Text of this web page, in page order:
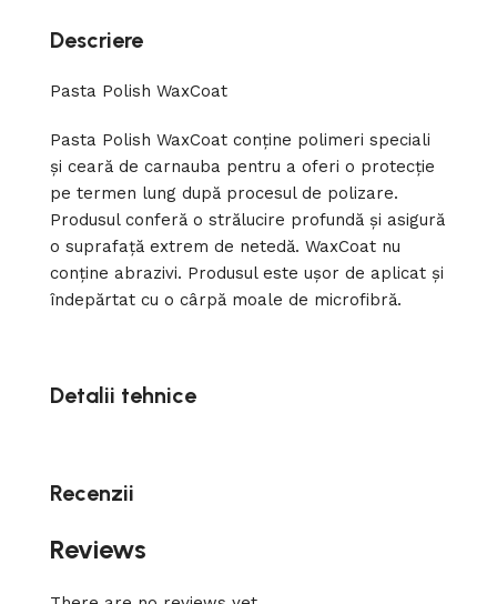
Descriere
Pasta Polish WaxCoat
Pasta Polish WaxCoat conține polimeri speciali
și ceară de carnauba pentru a oferi o protecție
pe termen lung după procesul de polizare.
Produsul conferă o strălucire profundă și asigură
o suprafață extrem de netedă. WaxCoat nu
conține abrazivi. Produsul este ușor de aplicat și
îndepărtat cu o cârpă moale de microfibră.
Detalii tehnice
Recenzii
Reviews